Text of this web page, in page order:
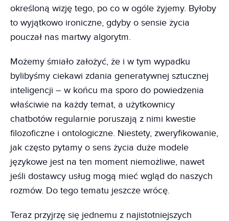
określoną wizję tego, po co w ogóle żyjemy. Byłoby
to wyjątkowo ironiczne, gdyby o sensie życia
pouczał nas martwy algorytm.
Możemy śmiało założyć, że i w tym wypadku
bylibyśmy ciekawi zdania generatywnej sztucznej
inteligencji – w końcu ma sporo do powiedzenia
właściwie na każdy temat, a użytkownicy
chatbotów regularnie poruszają z nimi kwestie
filozoficzne i ontologiczne. Niestety, zweryfikowanie,
jak często pytamy o sens życia duże modele
językowe jest na ten moment niemożliwe, nawet
jeśli dostawcy usług mogą mieć wgląd do naszych
rozmów. Do tego tematu jeszcze wrócę.
Teraz przyjrzę się jednemu z najistotniejszych